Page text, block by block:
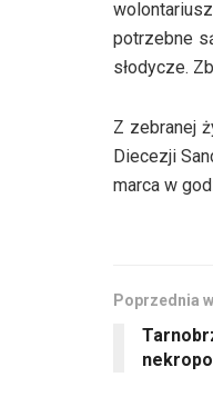
potrzebne
słodycze.
Z zebranej
Diecezji
marca w
Poprzednia